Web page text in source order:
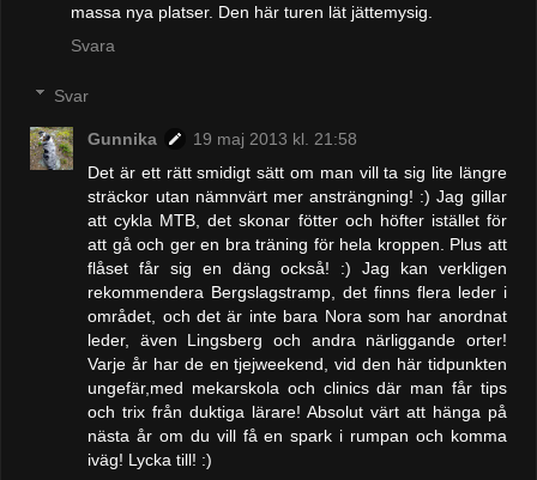
massa nya platser. Den här turen lät jättemysig.
Svara
Svar
Gunnika
19 maj 2013 kl. 21:58
Det är ett rätt smidigt sätt om man vill ta sig lite längre
sträckor utan nämnvärt mer ansträngning! :) Jag gillar
att cykla MTB, det skonar fötter och höfter istället för
att gå och ger en bra träning för hela kroppen. Plus att
flåset får sig en däng också! :) Jag kan verkligen
rekommendera Bergslagstramp, det finns flera leder i
området, och det är inte bara Nora som har anordnat
leder, även Lingsberg och andra närliggande orter!
Varje år har de en tjejweekend, vid den här tidpunkten
ungefär,med mekarskola och clinics där man får tips
och trix från duktiga lärare! Absolut värt att hänga på
nästa år om du vill få en spark i rumpan och komma
iväg! Lycka till! :)